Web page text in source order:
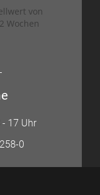
von
Wochen
- 17 Uhr
0